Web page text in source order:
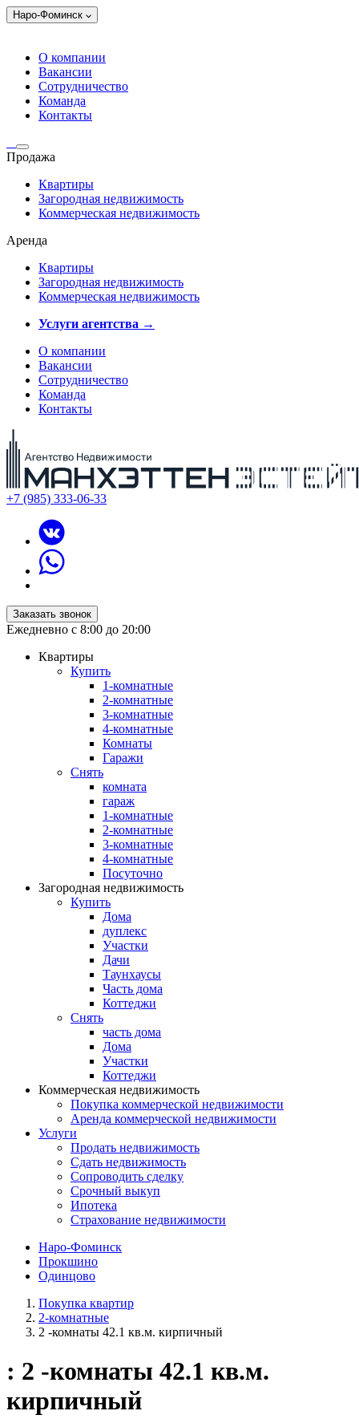
Наро-Фоминск
О компании
Вакансии
Сотрудничество
Команда
Контакты
Продажа
Квартиры
Загородная недвижимость
Коммерческая недвижимость
Аренда
Квартиры
Загородная недвижимость
Коммерческая недвижимость
Услуги агентства →
О компании
Вакансии
Сотрудничество
Команда
Контакты
+7 (985) 333-06-33
Заказать звонок
Ежедневно с 8:00 до 20:00
Квартиры
Купить
1-комнатные
2-комнатные
3-комнатные
4-комнатные
Комнаты
Гаражи
Снять
комната
гараж
1-комнатные
2-комнатные
3-комнатные
4-комнатные
Посуточно
Загородная недвижимость
Купить
Дома
дуплекс
Участки
Дачи
Таунхаусы
Часть дома
Коттеджи
Снять
часть дома
Дома
Участки
Коттеджи
Коммерческая недвижимость
Покупка коммерческой недвижимости
Аренда коммерческой недвижимости
Услуги
Продать недвижимость
Сдать недвижимость
Сопроводить сделку
Срочный выкуп
Ипотека
Страхование недвижимости
Наро-Фоминск
Прокшино
Одинцово
Покупка квартир
2-комнатные
2 -комнаты 42.1 кв.м. кирпичный
: 2 -комнаты 42.1 кв.м.
кирпичный